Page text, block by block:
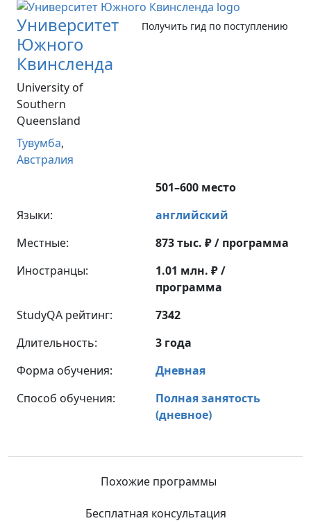
Университет
Южного
Квинсленда
University of
Southern
Queensland
Тувумба,
Австралия
Получить гид по поступлению
501–600 место
Языки:
английский
Местные:
873 тыс. ₽ / программа
Иностранцы:
1.01 млн. ₽ /
программа
StudyQA рейтинг:
7342
Длительность:
3 года
Форма обучения:
Дневная
Способ обучения:
Полная занятость
(дневное)
Похожие программы
Бесплатная консультация